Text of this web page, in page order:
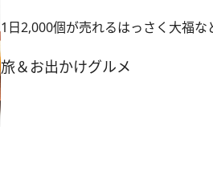
1日2,000個が売れるはっさく大福な
旅＆お出かけグルメ